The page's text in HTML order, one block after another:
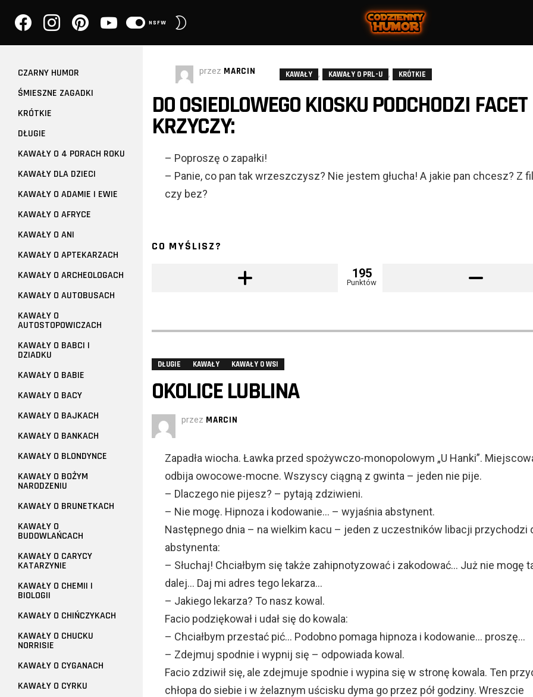
NSFW
przez MARCIN KAWAŁY , KAWAŁY O PRL-U , KRÓTKIE
DO OSIEDLOWEGO KIOSKU PODCHODZI
KRZYCZY:
– Poproszę o zapałki!
– Panie, co pan tak wrzeszczysz? Nie jestem głucha! A jakie pan chcesz? Z
czy bez?
CO MYŚLISZ?
195
Punktów
DŁUGIE KAWAŁY KAWAŁY O WSI
OKOLICE LUBLINA
przez MARCIN
Zapadła wiocha. Ławka przed spożywczo-monopolowym „U Hanki”.
odbija owocowe-mocne. Wszyscy ciągną z gwinta – jeden nie pije.
– Dlaczego nie pijesz? – pytają zdziwieni.
– Nie mogę. Hipnoza i kodowanie… – wyjaśnia abstynent.
Następnego dnia – na wielkim kacu – jeden z uczestników libacji przychodzi
abstynenta:
– Słuchaj! Chciałbym się także zahipnotyzować i zakodować… Już nie mogę
dalej… Daj mi adres tego lekarza…
– Jakiego lekarza? To nasz kowal.
Facio podziękował i udał się do kowala:
– Chciałbym przestać pić… Podobno pomaga hipnoza i kodowanie… proszę…
– Zdejmuj spodnie i wypnij się – odpowiada kowal.
Facio zdziwił się, ale zdejmuje spodnie i wypina się w stronę kowala. Ten
chłopa do siebie i w żelaznym uścisku dyma go przez pół godziny. Wreszcie
CZARNY HUMOR
ŚMIESZNE ZAGADKI
KRÓTKIE
DŁUGIE
KAWAŁY O 4 PORACH ROKU
KAWAŁY DLA DZIECI
KAWAŁY O ADAMIE I EWIE
KAWAŁY O AFRYCE
KAWAŁY O ANI
KAWAŁY O APTEKARZACH
KAWAŁY O ARCHEOLOGACH
KAWAŁY O AUTOBUSACH
KAWAŁY O
AUTOSTOPOWICZACH
KAWAŁY O BABCI I
DZIADKU
KAWAŁY O BABIE
KAWAŁY O BACY
KAWAŁY O BAJKACH
KAWAŁY O BANKACH
KAWAŁY O BLONDYNCE
KAWAŁY O BOŻYM
NARODZENIU
KAWAŁY O BRUNETKACH
KAWAŁY O
BUDOWLAŃCACH
KAWAŁY O CARYCY
KATARZYNIE
KAWAŁY O CHEMII I
BIOLOGII
KAWAŁY O CHIŃCZYKACH
KAWAŁY O CHUCKU
NORRISIE
KAWAŁY O CYGANACH
KAWAŁY O CYRKU